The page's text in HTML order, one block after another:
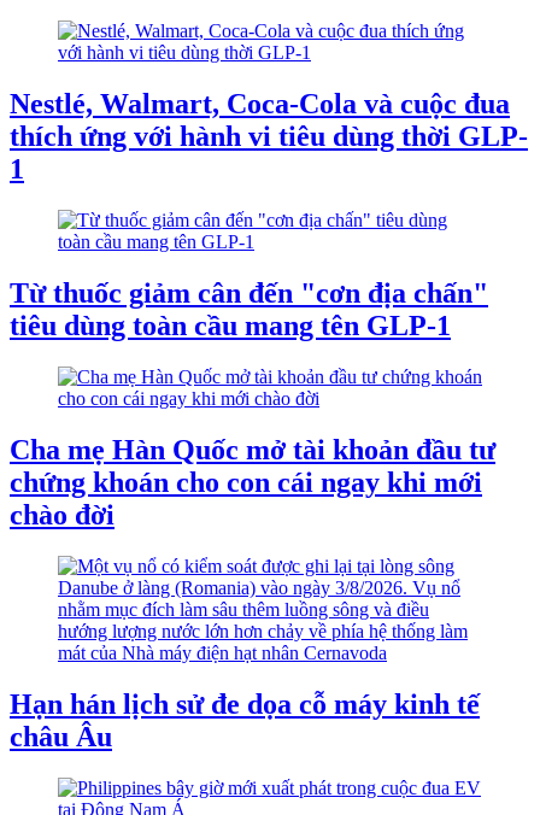
Nestlé, Walmart, Coca-Cola và cuộc đua
thích ứng với hành vi tiêu dùng thời GLP-
1
Từ thuốc giảm cân đến "cơn địa chấn"
tiêu dùng toàn cầu mang tên GLP-1
Cha mẹ Hàn Quốc mở tài khoản đầu tư
chứng khoán cho con cái ngay khi mới
chào đời
Hạn hán lịch sử đe dọa cỗ máy kinh tế
châu Âu